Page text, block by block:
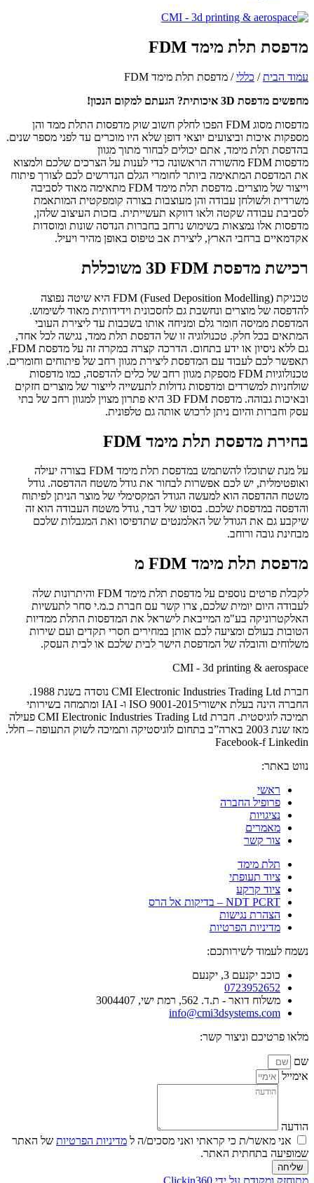
מדפסת תלת מימד FDM
עמוד הבית/ כללי/ מדפסת תלת מימד FDM
מחפשים מדפסת 3D
איכותית? הגעתם למקום הנכון!
מדפסות מסוג FDM הפכו לחלק חשוב שוק מדפסות התלת ממד והן
מספקות איכות וביצועים יוצאי דופן שלא היו מוכרים עד לפני מספר שנים.
בהדפסת תלת מימד, אתם יכולים לבחור מתוך מגוון
מדפסות FDM מהשורה הראשונה כדי לענות על הצרכים שלכם ולמצוא
את המדפסת המתאימה ביותר לחומרי הגלם הנדרשים לכם לצורך פיתוח
וייצור של מוצרים. מדפסת תלת מימד FDM מתאימה מאוד לסביבה
משרדית ולשולחן עבודה והן מעוצבות בצורה קומפקטית המותאמת
לסביבת עבודה שקטה ולאו דווקא תעשייתית. בזכות העיצוב שלהן,
מדפסות אלו נמצאות בשימוש נרחב בחברות הנדסה שונות ומוסדות
אקדמאיים ברחבי הארץ, ליצירת אב טיפוס באופן מהיר ויעיל.
רכישת מדפסת FDM
D3 משוכללת
טכניקת FDM (Fused Deposition Modelling) היא שיטה נפוצה
להדפסה של מוצרים ונחשבת גם לחסכונית וידידותית מאוד לשימוש.
המדפסת ממיסה חומר גלם ומניחה אותו בשכבות עד ליצירת העובי
המתאים בכל חלק. טכנולוגיה זו של הדפסת תלת ממד, נגישה לכל אחד,
גם ללא ניסיון או ידע בתחום. הדרכה קצרה במקרה זה על מדפסת FDM
,
תאפשר לכם לעבוד עם המדפסת ליצירת מגוון רחב של פיתוחים וחומרים.
טכנולוגיות FDM מספקת מגוון רחב של כלים להדפסה, כמו מדפסות
שולחניות למשרדים ומדפסות גדולות לתעשייה לייצור של מוצרים חזקים
ובאיכות גבוהה. מדפסת FDM
D
3 היא פתרון מצוין למגוון רחב של בתי
עסק וחברות והיום ניתן לרכוש אותה גם טלפונית.
בחירת מדפסת תלת מימד FDM
על מנת שתוכלו להשתמש במדפסת תלת מימד FDM בצורה יעילה
ואופטימלית, יש לכם אפשרות לבחור את גודל משטח ההדפסה. גודל
משטח ההדפסה הוא למעשה הגודל המקסימלי של מוצר הניתן לפיתוח
והדפסה במדפסת שלכם. בסופו של דבר, גודל משטח העבודה הוא זה
שיקבע גם את הגודל של האלמנטים שתדפיסו ואת המגבלות שלכם
מבחינת גובה ורוחב.
מדפסת תלת מימד FDM מ
לקבלת פרטים נוספים על מדפסת תלת מימד FDM והיתרונות שלה
לעבודה היום יומית שלכם, צרו קשר עם חברת כ.מ.י סחר לתעשיות
האלקטרוניקה בע"מ המייבאת לישראל את המדפסות התלת ממדיות
הטובות בעולם ומציעה לכם אותן במחירים חסרי תקדים ועם שירות
משלוחים והובלה של המדפסת הישר לבית שלכם או לבית העסק.
CMI - 3d printing & aerospace
חברת CMI Electronic Industries Trading Ltd נוסדה בשנת 1988.
החברה הינה בעלת אישוריISO 9001-2015 ו- IAI ומתמחה בשירותי
תמיכה לוגיסטית. חברת CMI Electronic Industries Trading Ltd פעילה
מאז שנת 2003 בארה”ב בתחום לוגיסטיקה ותמיכה לשוק התעופה – חלל.
Facebook-f Linkedin
נווט באתר:
ראשי
פרופיל החברה
נציגויות
מאמרים
צור קשר
תלת מימד
ציוד תעופתי
ציוד קרקע
NDT PCRT – בדיקות אל הרס
הצהרת נגישות
מדיניות הפרטיות
נשמח לעמוד לשירותכם:
כוכב יקנעם 3, יקנעם
0723952652
משלוח דואר - ת.ד. 562, רמת ישי, 3004407​
info@cmi3dsystems.com
מלאו פרטיכם וניצור קשר:
שם
אימייל
הודעה
אני מאשר/ת כי קראתי ואני מסכים/ה ל מדיניות הפרטיות של האתר
שמופיעה בתחתית האתר.
שליחה